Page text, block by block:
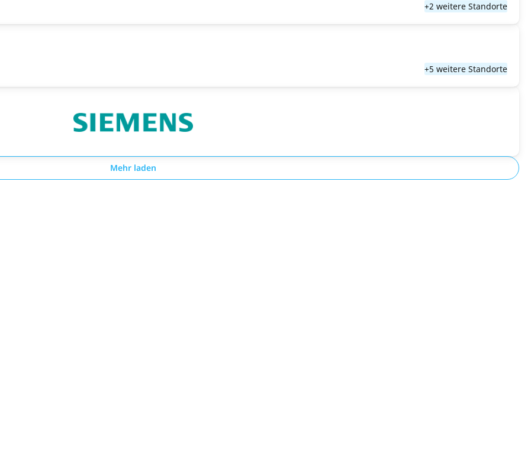
+2 weitere Standorte
+5 weitere Standorte
Mehr laden